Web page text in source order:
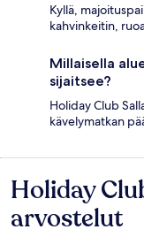
Kyllä,
kahvinkeitin,
Millaisella
sijaitsee?
Holiday Club
kävelymatkan
Arvostelut
Holiday
arvostelut